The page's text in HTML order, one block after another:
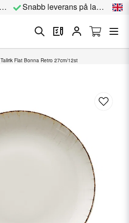
Snabb leverans på lagervara
Tallrik Flat Bonna Retro 27cm/12st